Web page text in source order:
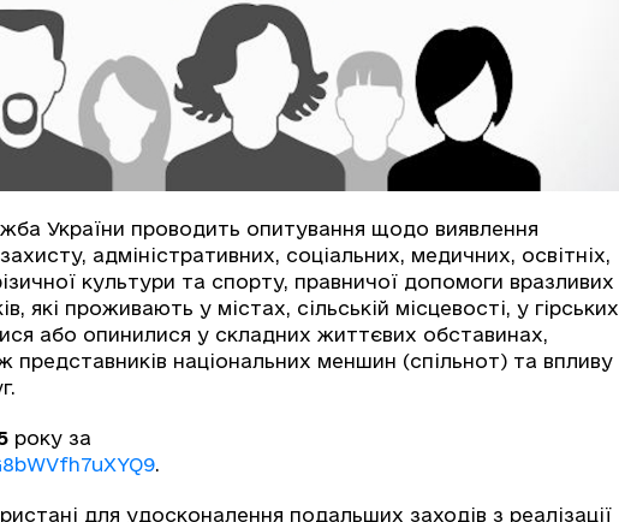
України проводить опитування щодо виявлення
адміністративних, соціальних, медичних, освітніх,
культури та спорту, правничої допомоги вразливих
які проживають у містах, сільській місцевості, у гірських
або опинилися у складних життєвих обставинах,
національних меншин (спільнот) та впливу
року за
.
для удосконалення подальших заходів з реалізації